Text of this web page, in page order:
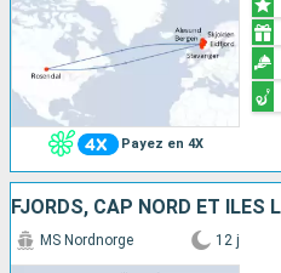
Payez en 4X
FJORDS, CAP NORD ET ÎLES
MS Nordnorge 12 j